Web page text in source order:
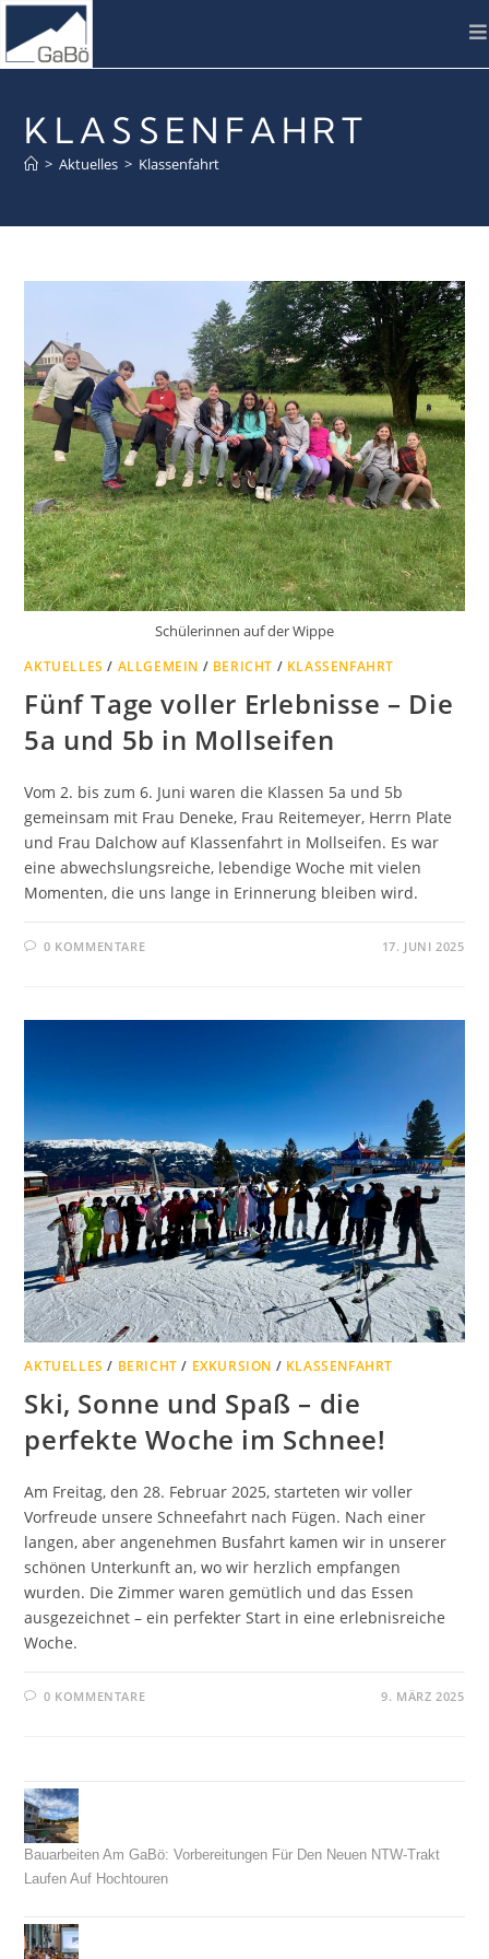
KLASSENFAHRT
> Aktuelles > Klassenfahrt
Schülerinnen auf der Wippe
AKTUELLES / ALLGEMEIN / BERICHT / KLASSENFAHRT
Fünf Tage voller Erlebnisse – Die
5a und 5b in Mollseifen
Vom 2. bis zum 6. Juni waren die Klassen 5a und 5b
gemeinsam mit Frau Deneke, Frau Reitemeyer, Herrn Plate
und Frau Dalchow auf Klassenfahrt in Mollseifen. Es war
eine abwechslungsreiche, lebendige Woche mit vielen
Momenten, die uns lange in Erinnerung bleiben wird.
0 KOMMENTARE 17. JUNI 2025
AKTUELLES / BERICHT / EXKURSION / KLASSENFAHRT
Ski, Sonne und Spaß – die
perfekte Woche im Schnee!
Am Freitag, den 28. Februar 2025, starteten wir voller
Vorfreude unsere Schneefahrt nach Fügen. Nach einer
langen, aber angenehmen Busfahrt kamen wir in unserer
schönen Unterkunft an, wo wir herzlich empfangen
wurden. Die Zimmer waren gemütlich und das Essen
ausgezeichnet – ein perfekter Start in eine erlebnisreiche
Woche.
0 KOMMENTARE 9. MÄRZ 2025
Bauarbeiten Am GaBö: Vorbereitungen Für Den Neuen NTW-Trakt
Laufen Auf Hochtouren